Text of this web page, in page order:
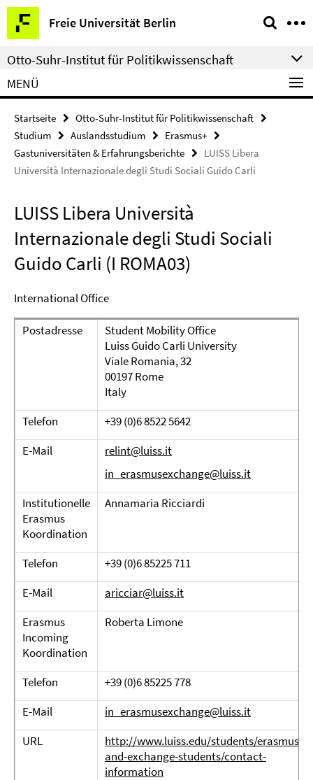
Springe
direkt
zu
Inhalt
Freie Universität Berlin
Service-
Navigation
Otto-Suhr-Institut für Politikwissenschaft
MENÜ
Startseite
Otto-Suhr-Institut für Politikwissenschaft
Studium
Auslandsstudium
Erasmus+
Gastuniversitäten & Erfahrungsberichte
LUISS Libera
Università Internazionale degli Studi Sociali Guido Carli
LUISS Libera Università
Internazionale degli Studi Sociali
Guido Carli (I ROMA03)
International Office
Postadresse
Student Mobility Office
Luiss Guido Carli University
Viale Romania, 32
00197 Rome
Italy
Telefon
+39 (0)6 8522 5642
E-Mail
relint@luiss.it
in_erasmusexchange@luiss.it
Institutionelle
Erasmus
Koordination
Annamaria Ricciardi
Telefon
+39 (0)6 85225 711
E-Mail
aricciar@luiss.it
Erasmus
Incoming
Koordination
Roberta Limone
Telefon
+39 (0)6 85225 778
E-Mail
in_erasmusexchange@luiss.it
URL
http://www.luiss.edu/students/erasmus-
and-exchange-students/contact-
information